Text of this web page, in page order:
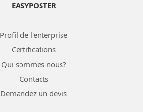
EASYPOSTER
Profil de l'enterprise
Certifications
Qui sommes nous?
Contacts
Demandez un devis